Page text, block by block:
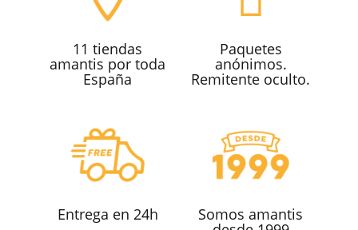
11 tiendas
amantis por toda
España
Paquetes
anónimos.
Remitente oculto.
Entrega en 24h Somos amantis